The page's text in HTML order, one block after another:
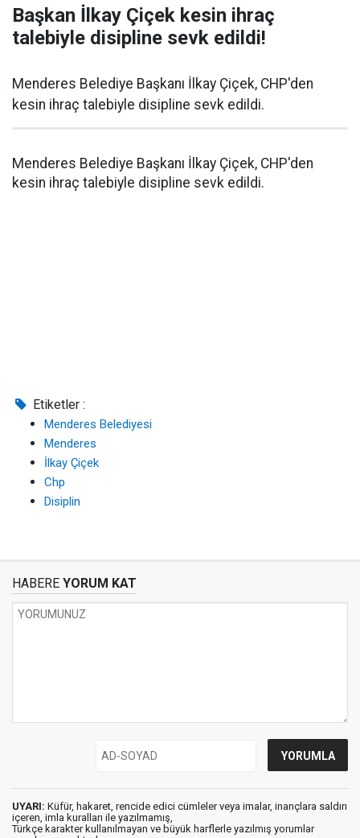
Başkan İlkay Çiçek kesin ihraç
talebiyle disipline sevk edildi!
Menderes Belediye Başkanı İlkay Çiçek, CHP'den
kesin ihraç talebiyle disipline sevk edildi.
Menderes Belediye Başkanı İlkay Çiçek, CHP'den
kesin ihraç talebiyle disipline sevk edildi.
Etiketler :
Menderes Belediyesi
Menderes
İlkay Çiçek
Chp
Disiplin
HABERE YORUM KAT
UYARI: Küfür, hakaret, rencide edici cümleler veya imalar, inançlara saldırı
içeren, imla kuralları ile yazılmamış,
Türkçe karakter kullanılmayan ve büyük harflerle yazılmış yorumlar